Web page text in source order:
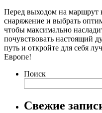
Перед выходом на маршрут
снаряжение и выбрать
чтобы максимально
почувствовать настоящий
путь и откройте для себя
Европе!
Поиск
Свежие